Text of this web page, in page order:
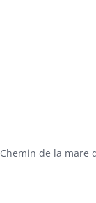
de la mare